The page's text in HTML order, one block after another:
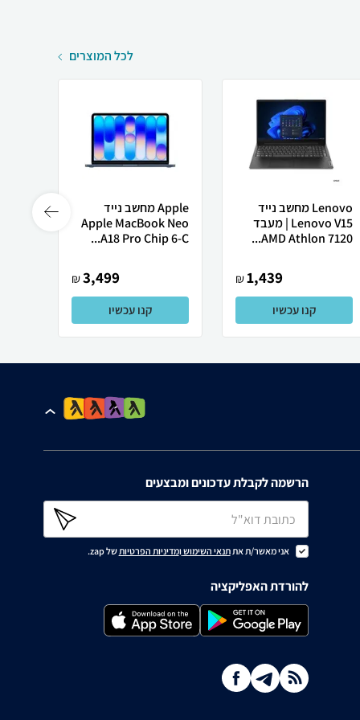
לכל המוצרים
Lenovo מחשב נייד
Lenovo V15 | מעבד
AMD Athlon 7120...
1,439
₪
קנו עכשיו
Apple מחשב נייד
Apple MacBook Neo
A18 Pro Chip 6-C...
3,499
₪
קנו עכשיו
הרשמה לקבלת עדכונים ומבצעים
אני מאשר/ת אתתנאי השימושומדיניות הפרטיותשל zap.
להורדת האפליקציה